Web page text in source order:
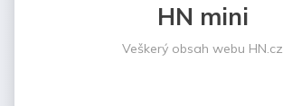
HN mini
Veškerý obsah webu HN.cz